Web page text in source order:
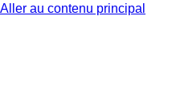
Aller au contenu principal